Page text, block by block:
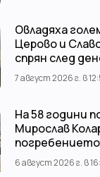
Овладяха
Церово и
спрян след
7 август 2026 г. в
На 58 години
Мирослав
август
храм “Св. Св.
6 август 2026 г. в